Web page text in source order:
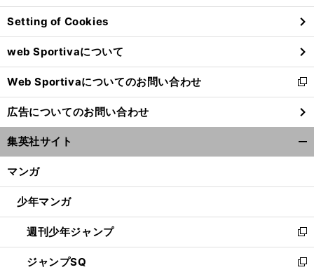
へ ン
ド
ウ
で
開
く
Setting of Cookies
web Sportivaについて
Web Sportivaについてのお問い合わせ
新
し
い
ウ
ィ
ン
ウ
開
く
広告についてのお問い合わせ
集英社サイト
マンガ
少年マンガ
週刊少年ジャンプ
新
し
い
ジャンプSQ
新